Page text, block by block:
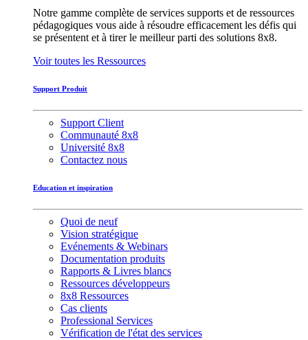
Notre gamme complète de services supports et de ressources
pédagogiques vous aide à résoudre efficacement les défis qui
se présentent et à tirer le meilleur parti des solutions 8x8.
Voir toutes les Ressources
Support Produit
Support Client
Communauté 8x8
Université 8x8
Contactez nous
Education et inspiration
Quoi de neuf
Vision stratégique
Evénements & Webinars
Documentation produits
Rapports & Livres blancs
Ressources développeurs
8x8 Ressources
Cas clients
Professional Services
Vérification de l'état des services